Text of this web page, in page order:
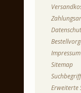
Impressum
Sitemap
Erweiterte